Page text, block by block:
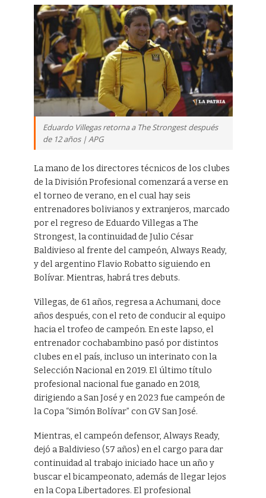
Eduardo Villegas retorna a The Strongest después
de 12 años | APG
La mano de los directores técnicos de los clubes
de la División Profesional comenzará a verse en
el torneo de verano, en el cual hay seis
entrenadores bolivianos y extranjeros, marcado
por el regreso de Eduardo Villegas a The
Strongest, la continuidad de Julio César
Baldivieso al frente del campeón, Always Ready,
y del argentino Flavio Robatto siguiendo en
Bolívar. Mientras, habrá tres debuts.
Villegas, de 61 años, regresa a Achumani, doce
años después, con el reto de conducir al equipo
hacia el trofeo de campeón. En este lapso, el
entrenador cochabambino pasó por distintos
clubes en el país, incluso un interinato con la
Selección Nacional en 2019. El último título
profesional nacional fue ganado en 2018,
dirigiendo a San José y en 2023 fue campeón de
la Copa “Simón Bolívar” con GV San José.
Mientras, el campeón defensor, Always Ready,
dejó a Baldivieso (57 años) en el cargo para dar
continuidad al trabajo iniciado hace un año y
buscar el bicampeonato, además de llegar lejos
en la Copa Libertadores. El profesional